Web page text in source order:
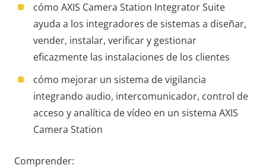
cómo AXIS Camera Station Integrator Suite
ayuda a los integradores de sistemas a diseñar,
vender, instalar, verificar y gestionar
eficazmente las instalaciones de los clientes
cómo mejorar un sistema de vigilancia
integrando audio, intercomunicador, control de
acceso y analítica de vídeo en un sistema AXIS
Camera Station
Comprender: